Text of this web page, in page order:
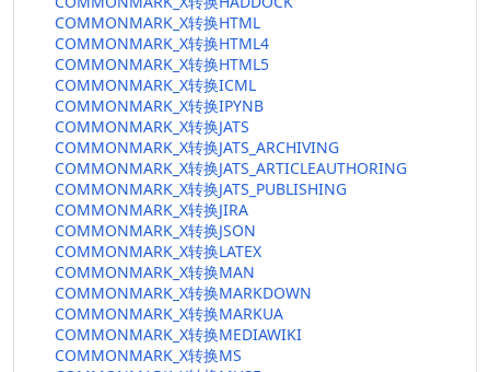
COMMONMARK_X转换HTML
COMMONMARK_X转换HTML4
COMMONMARK_X转换HTML5
COMMONMARK_X转换ICML
COMMONMARK_X转换IPYNB
COMMONMARK_X转换JATS
COMMONMARK_X转换JATS_ARCHIVING
COMMONMARK_X转换JATS_ARTICLEAUTHORING
COMMONMARK_X转换JATS_PUBLISHING
COMMONMARK_X转换JIRA
COMMONMARK_X转换JSON
COMMONMARK_X转换LATEX
COMMONMARK_X转换MAN
COMMONMARK_X转换MARKDOWN
COMMONMARK_X转换MARKUA
COMMONMARK_X转换MEDIAWIKI
COMMONMARK_X转换MS